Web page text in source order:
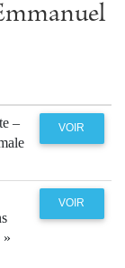
–
VOIR
»
VOIR